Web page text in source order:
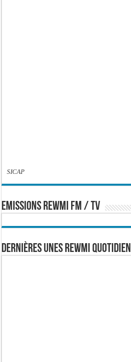
SICAP
EMISSIONS REWMI FM / TV
Dernières Unes Rewmi Quotidien